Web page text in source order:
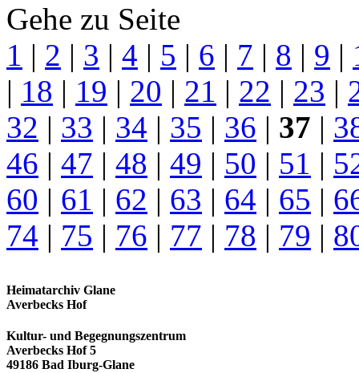
Gehe zu Seite
1 | 2 | 3 | 4 | 5 | 6 | 7 | 8 | 9 |
| 18 | 19 | 20 | 21 | 22 | 23 |
32 | 33 | 34 | 35 | 36 | 37 |
46 | 47 | 48 | 49 | 50 | 51 |
60 | 61 | 62 | 63 | 64 | 65 |
74 | 75 | 76 | 77 | 78 | 79 |
Heimatarchiv Glane
Averbecks Hof
Kultur- und Begegnungszentrum
Averbecks Hof 5
49186 Bad Iburg-Glane